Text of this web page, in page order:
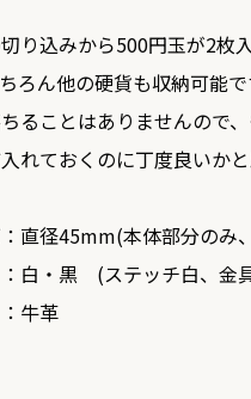
り込みから500円玉が2枚
ろん他の硬貨も収納可能
ることはありませんので
れておくのに丁度良いかと
直径45mm(本体部分のみ
・黒 (ステッチ白、金具
牛革